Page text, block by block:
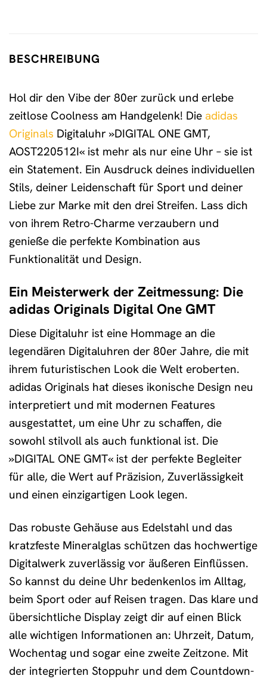
BESCHREIBUNG
Hol dir den Vibe der 80er zurück und erlebe
zeitlose Coolness am Handgelenk! Die adidas
Originals Digitaluhr »DIGITAL ONE GMT,
AOST220512I« ist mehr als nur eine Uhr – sie ist
ein Statement. Ein Ausdruck deines individuellen
Stils, deiner Leidenschaft für Sport und deiner
Liebe zur Marke mit den drei Streifen. Lass dich
von ihrem Retro-Charme verzaubern und
genieße die perfekte Kombination aus
Funktionalität und Design.
Ein Meisterwerk der Zeitmessung: Die
adidas Originals Digital One GMT
Diese Digitaluhr ist eine Hommage an die
legendären Digitaluhren der 80er Jahre, die mit
ihrem futuristischen Look die Welt eroberten.
adidas Originals hat dieses ikonische Design neu
interpretiert und mit modernen Features
ausgestattet, um eine Uhr zu schaffen, die
sowohl stilvoll als auch funktional ist. Die
»DIGITAL ONE GMT« ist der perfekte Begleiter
für alle, die Wert auf Präzision, Zuverlässigkeit
und einen einzigartigen Look legen.
Das robuste Gehäuse aus Edelstahl und das
kratzfeste Mineralglas schützen das hochwertige
Digitalwerk zuverlässig vor äußeren Einflüssen.
So kannst du deine Uhr bedenkenlos im Alltag,
beim Sport oder auf Reisen tragen. Das klare und
übersichtliche Display zeigt dir auf einen Blick
alle wichtigen Informationen an: Uhrzeit, Datum,
Wochentag und sogar eine zweite Zeitzone. Mit
der integrierten Stoppuhr und dem Countdown-